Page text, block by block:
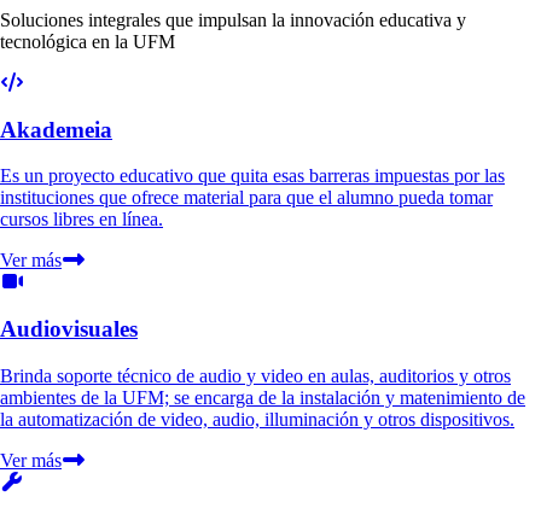
Soluciones integrales que impulsan la innovación educativa y
tecnológica en la UFM
Akademeia
Es un proyecto educativo que quita esas barreras impuestas por las
instituciones que ofrece material para que el alumno pueda tomar
cursos libres en línea.
Ver más
Audiovisuales
Brinda soporte técnico de audio y video en aulas, auditorios y otros
ambientes de la UFM; se encarga de la instalación y matenimiento de
la automatización de video, audio, illuminación y otros dispositivos.
Ver más